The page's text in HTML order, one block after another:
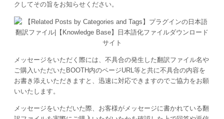
クしてその旨をお知らせください。
メッセージをいただく際には、不具合の発生した翻訳ファイル名や
ご購入いただいたBOOTH内のページURL等と共に不具合の内容を
お書き添えいただきますと、迅速に対応できますのでご協力をお願
いいたします。
メッセージをいただいた際、お客様がメッセージに書かれている翻